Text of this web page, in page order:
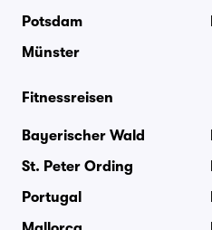
Potsdam
Münster
Fitnessreisen
Bayerischer Wald
St. Peter Ording
Portugal